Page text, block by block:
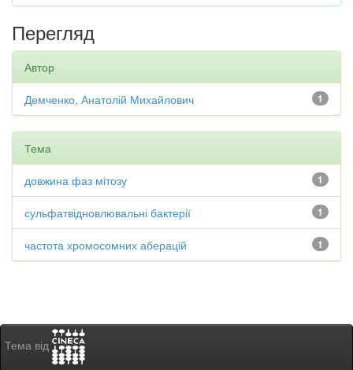
Перегляд
Автор
1
Демченко, Анатолій Михайлович
Тема
1
довжина фаз мітозу
1
сульфатвідновлювальні бактерії
1
частота хромосомних аберацій
Тема від